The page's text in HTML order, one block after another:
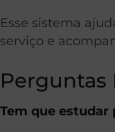
Esse sistema
serviço e
Perguntas
Tem que estudar